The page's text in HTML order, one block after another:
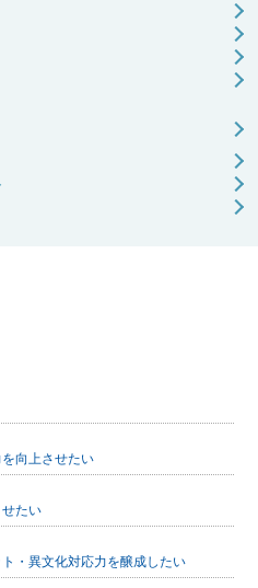
向上させたい
たい
・異文化対応力を醸成したい